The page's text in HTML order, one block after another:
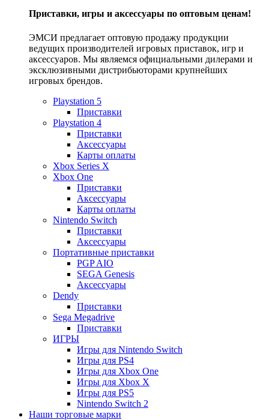
Приставки, игры и аксессуары по оптовым ценам!
ЭМСИ предлагает оптовую продажу продукции
ведущих производителей игровых приставок, игр и
аксессуаров. Мы являемся официальными дилерами и
эксклюзивными дистрибьюторами крупнейших
игровых брендов.
Playstation 5
Приставки
Playstation 4
Приставки
Аксессуары
Карты оплаты
Xbox Series X
Xbox One
Приставки
Аксессуары
Карты оплаты
Nintendo Switch
Приставки
Аксессуары
Портативные приставки
PGP AIO
SEGA Genesis
Аксессуары
Dendy
Приставки
Sega Megadrive
Приставки
ИГРЫ
Игры для Nintendo Switch
Игры для PS4
Игры для Xbox One
Игры для Xbox X
Игры для PS5
Nintendo Switch 2
Наши торговые марки